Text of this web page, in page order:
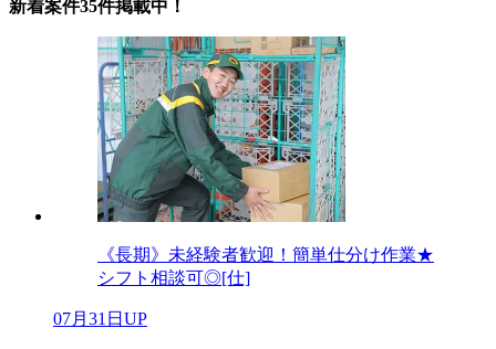
新着案件35件掲載中！
《長期》未経験者歓迎！簡単仕分け作業★
シフト相談可◎[仕]
07月31日UP